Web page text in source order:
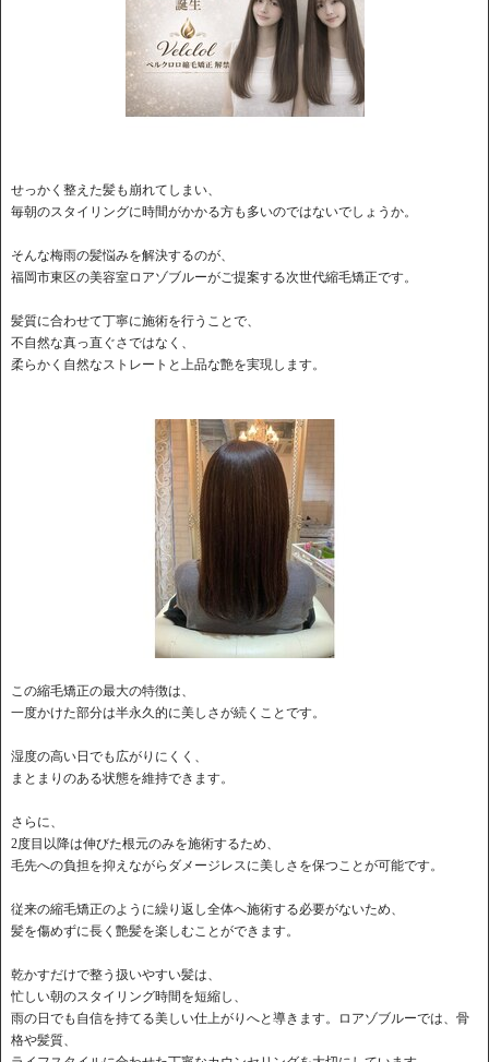
せっかく整えた髪も崩れてしまい、
毎朝のスタイリングに時間がかかる方も多いのではないでしょうか。
そんな梅雨の髪悩みを解決するのが、
福岡市東区の美容室ロアゾブルーがご提案する次世代縮毛矯正です。
髪質に合わせて丁寧に施術を行うことで、
不自然な真っ直ぐさではなく、
柔らかく自然なストレートと上品な艶を実現します。
この縮毛矯正の最大の特徴は、
一度かけた部分は半永久的に美しさが続くことです。
湿度の高い日でも広がりにくく、
まとまりのある状態を維持できます。
さらに、
2度目以降は伸びた根元のみを施術するため、
毛先への負担を抑えながらダメージレスに美しさを保つことが可能です。
従来の縮毛矯正のように繰り返し全体へ施術する必要がないため、
髪を傷めずに長く艶髪を楽しむことができます。
乾かすだけで整う扱いやすい髪は、
忙しい朝のスタイリング時間を短縮し、
雨の日でも自信を持てる美しい仕上がりへと導きます。ロアゾブルーでは、骨
格や髪質、